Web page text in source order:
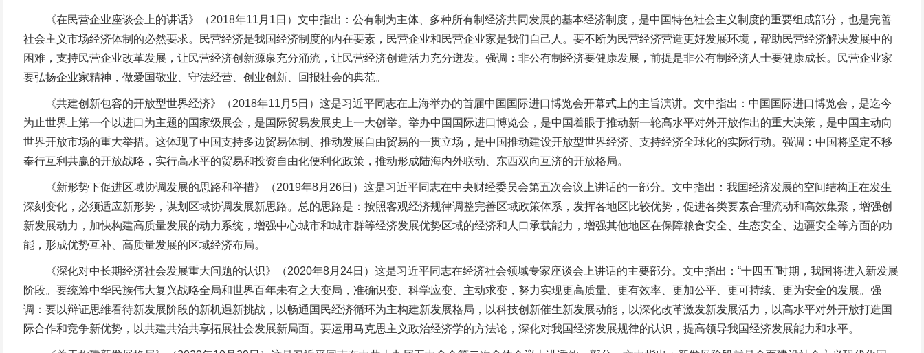
《在民营企业座谈会上的讲话》（2018年11月1日）文中指出：公有制为主体、多种所有制经济共同发展的基本经济制度，是中国特色社会主义制度的重要组成部分，也是完善
社会主义市场经济体制的必然要求。民营经济是我国经济制度的内在要素，民营企业和民营企业家是我们自己人。要不断为民营经济营造更好发展环境，帮助民营经济解决发展中的
困难，支持民营企业改革发展，让民营经济创新源泉充分涌流，让民营经济创造活力充分迸发。强调：非公有制经济要健康发展，前提是非公有制经济人士要健康成长。民营企业家
要弘扬企业家精神，做爱国敬业、守法经营、创业创新、回报社会的典范。
《共建创新包容的开放型世界经济》（2018年11月5日）这是习近平同志在上海举办的首届中国国际进口博览会开幕式上的主旨演讲。文中指出：中国国际进口博览会，是迄今
为止世界上第一个以进口为主题的国家级展会，是国际贸易发展史上一大创举。举办中国国际进口博览会，是中国着眼于推动新一轮高水平对外开放作出的重大决策，是中国主动向
世界开放市场的重大举措。这体现了中国支持多边贸易体制、推动发展自由贸易的一贯立场，是中国推动建设开放型世界经济、支持经济全球化的实际行动。强调：中国将坚定不移
奉行互利共赢的开放战略，实行高水平的贸易和投资自由化便利化政策，推动形成陆海内外联动、东西双向互济的开放格局。
《新形势下促进区域协调发展的思路和举措》（2019年8月26日）这是习近平同志在中央财经委员会第五次会议上讲话的一部分。文中指出：我国经济发展的空间结构正在发生
深刻变化，必须适应新形势，谋划区域协调发展新思路。总的思路是：按照客观经济规律调整完善区域政策体系，发挥各地区比较优势，促进各类要素合理流动和高效集聚，增强创
新发展动力，加快构建高质量发展的动力系统，增强中心城市和城市群等经济发展优势区域的经济和人口承载能力，增强其他地区在保障粮食安全、生态安全、边疆安全等方面的功
能，形成优势互补、高质量发展的区域经济布局。
《深化对中长期经济社会发展重大问题的认识》（2020年8月24日）这是习近平同志在经济社会领域专家座谈会上讲话的主要部分。文中指出：“十四五”时期，我国将进入新发展
阶段。要统筹中华民族伟大复兴战略全局和世界百年未有之大变局，准确识变、科学应变、主动求变，努力实现更高质量、更有效率、更加公平、更可持续、更为安全的发展。强
调：要以辩证思维看待新发展阶段的新机遇新挑战，以畅通国民经济循环为主构建新发展格局，以科技创新催生新发展动能，以深化改革激发新发展活力，以高水平对外开放打造国
际合作和竞争新优势，以共建共治共享拓展社会发展新局面。要运用马克思主义政治经济学的方法论，深化对我国经济发展规律的认识，提高领导我国经济发展能力和水平。